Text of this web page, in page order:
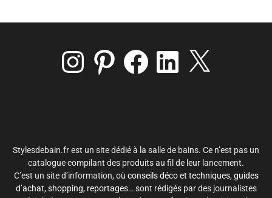
InstagramPinterest FacebookLinkedIn
Stylesdebain.fr est un site dédié à la salle de bains. Ce n’est pas un
catalogue compilant des produits au fil de leur lancement.
C’est un site d’information, où conseils déco et techniques, guides
d’achat, shopping, reportages… sont rédigés par des journalistes